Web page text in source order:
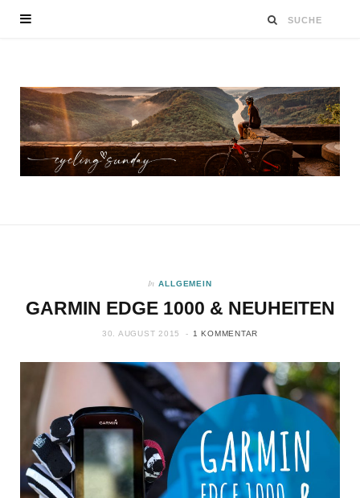
In ALLGEMEIN
GARMIN EDGE 1000 & NEUHEITEN
30. AUGUST 2015 1 KOMMENTAR